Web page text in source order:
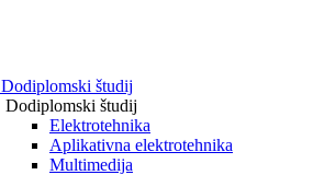
Dodiplomski študij
Dodiplomski študij
Elektrotehnika
Aplikativna elektrotehnika
Multimedija